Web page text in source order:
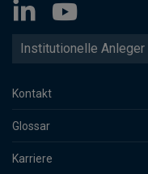
Institutionelle Anleger
Kontakt
Glossar
Karriere